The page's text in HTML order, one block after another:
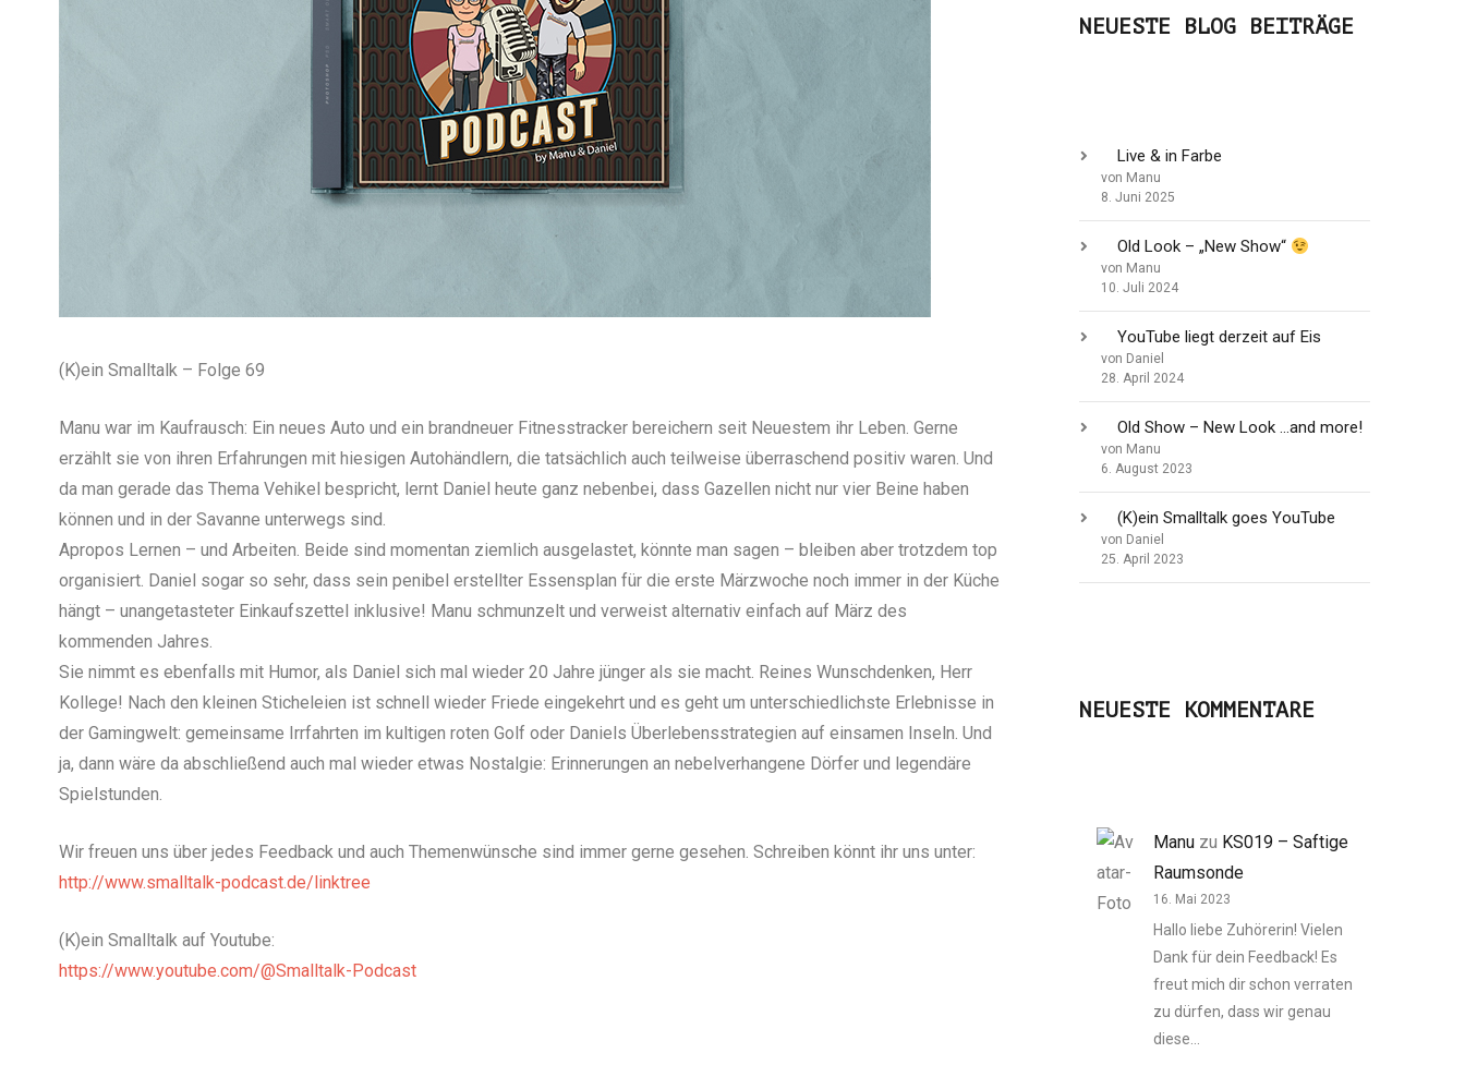
(K)ein Smalltalk – Folge 69
Manu war im Kaufrausch: Ein neues Auto und ein brandneuer Fitnesstracker bereichern seit Neuestem ihr Leben. Gerne
erzählt sie von ihren Erfahrungen mit hiesigen Autohändlern, die tatsächlich auch teilweise überraschend positiv waren. Und
da man gerade das Thema Vehikel bespricht, lernt Daniel heute ganz nebenbei, dass Gazellen nicht nur vier Beine haben
können und in der Savanne unterwegs sind.
Apropos Lernen – und Arbeiten. Beide sind momentan ziemlich ausgelastet, könnte man sagen – bleiben aber trotzdem top
organisiert. Daniel sogar so sehr, dass sein penibel erstellter Essensplan für die erste Märzwoche noch immer in der Küche
hängt – unangetasteter Einkaufszettel inklusive! Manu schmunzelt und verweist alternativ einfach auf März des
kommenden Jahres.
Sie nimmt es ebenfalls mit Humor, als Daniel sich mal wieder 20 Jahre jünger als sie macht. Reines Wunschdenken, Herr
Kollege! Nach den kleinen Sticheleien ist schnell wieder Friede eingekehrt und es geht um unterschiedlichste Erlebnisse in
der Gamingwelt: gemeinsame Irrfahrten im kultigen roten Golf oder Daniels Überlebensstrategien auf einsamen Inseln. Und
ja, dann wäre da abschließend auch mal wieder etwas Nostalgie: Erinnerungen an nebelverhangene Dörfer und legendäre
Spielstunden.
Wir freuen uns über jedes Feedback und auch Themenwünsche sind immer gerne gesehen. Schreiben könnt ihr uns unter:
http://www.smalltalk-podcast.de/linktree
(K)ein Smalltalk auf Youtube:
https://www.youtube.com/@Smalltalk-Podcast
NEUESTE BLOG BEITRÄGE
Live & in Farbe
von Manu
8. Juni 2025
Old Look – „New Show“
von Manu
10. Juli 2024
YouTube liegt derzeit auf Eis
von Daniel
28. April 2024
Old Show – New Look …and more!
von Manu
6. August 2023
(K)ein Smalltalk goes YouTube
von Daniel
25. April 2023
NEUESTE KOMMENTARE
Manuzu KS019 – Saftige
Raumsonde
16. Mai 2023
Hallo liebe Zuhörerin! Vielen
Dank für dein Feedback! Es
freut mich dir schon verraten
zu dürfen, dass wir genau
diese…